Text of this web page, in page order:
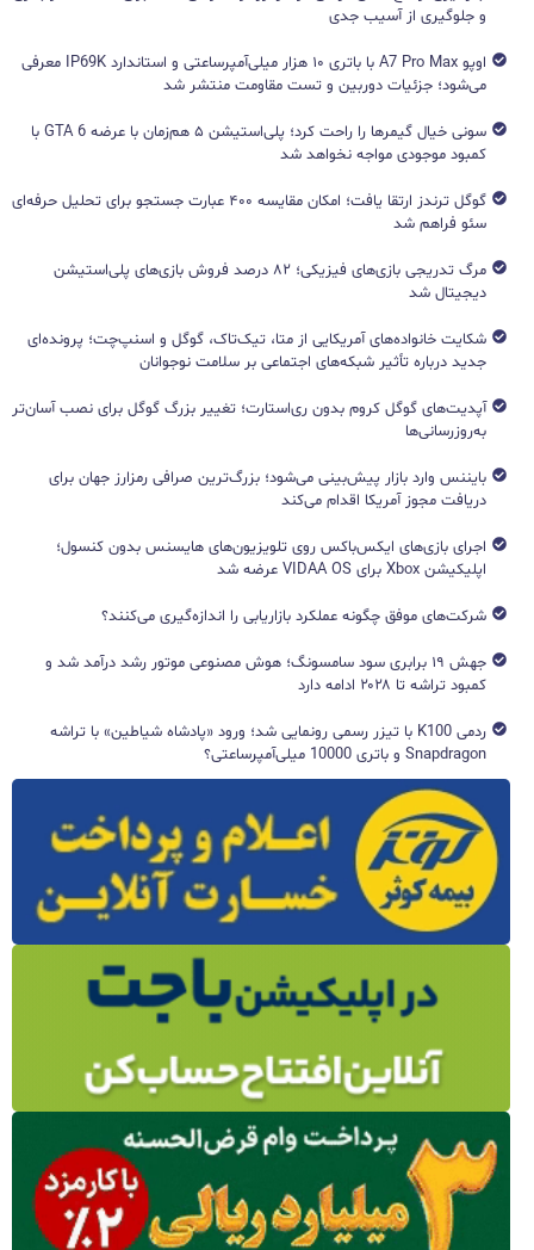
و جلوگیری از آسیب جدی
اوپو A7 Pro Max با باتری ۱۰ هزار میلی‌آمپرساعتی و استاندارد IP69K معرفی
می‌شود؛ جزئیات دوربین و تست مقاومت منتشر شد
سونی خیال گیمرها را راحت کرد؛ پلی‌استیشن ۵ هم‌زمان با عرضه GTA 6 با
کمبود موجودی مواجه نخواهد شد
گوگل ترندز ارتقا یافت؛ امکان مقایسه ۴۰۰ عبارت جستجو برای تحلیل حرفه‌ای
سئو فراهم شد
مرگ تدریجی بازی‌های فیزیکی؛ ۸۲ درصد فروش بازی‌های پلی‌استیشن
دیجیتال شد
شکایت خانواده‌های آمریکایی از متا، تیک‌تاک، گوگل و اسنپ‌چت؛ پرونده‌ای
جدید درباره تأثیر شبکه‌های اجتماعی بر سلامت نوجوانان
آپدیت‌های گوگل کروم بدون ری‌استارت؛ تغییر بزرگ گوگل برای نصب آسان‌تر
به‌روزرسانی‌ها
بایننس وارد بازار پیش‌بینی می‌شود؛ بزرگ‌ترین صرافی رمزارز جهان برای
دریافت مجوز آمریکا اقدام می‌کند
اجرای بازی‌های ایکس‌باکس روی تلویزیون‌های هایسنس بدون کنسول؛
اپلیکیشن Xbox برای VIDAA OS عرضه شد
شرکت‌های موفق چگونه عملکرد بازاریابی را اندازه‌گیری می‌کنند؟
جهش ۱۹ برابری سود سامسونگ؛ هوش مصنوعی موتور رشد درآمد شد و
کمبود تراشه تا ۲۰۲۸ ادامه دارد
ردمی K100 با تیزر رسمی رونمایی شد؛ ورود «پادشاه شیاطین» با تراشه
Snapdragon و باتری 10000 میلی‌آمپرساعتی؟